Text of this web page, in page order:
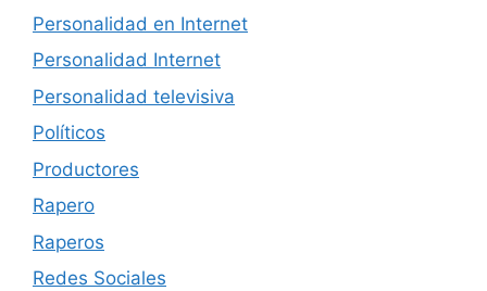
Personalidad en Internet
Personalidad Internet
Personalidad televisiva
Políticos
Productores
Rapero
Raperos
Redes Sociales